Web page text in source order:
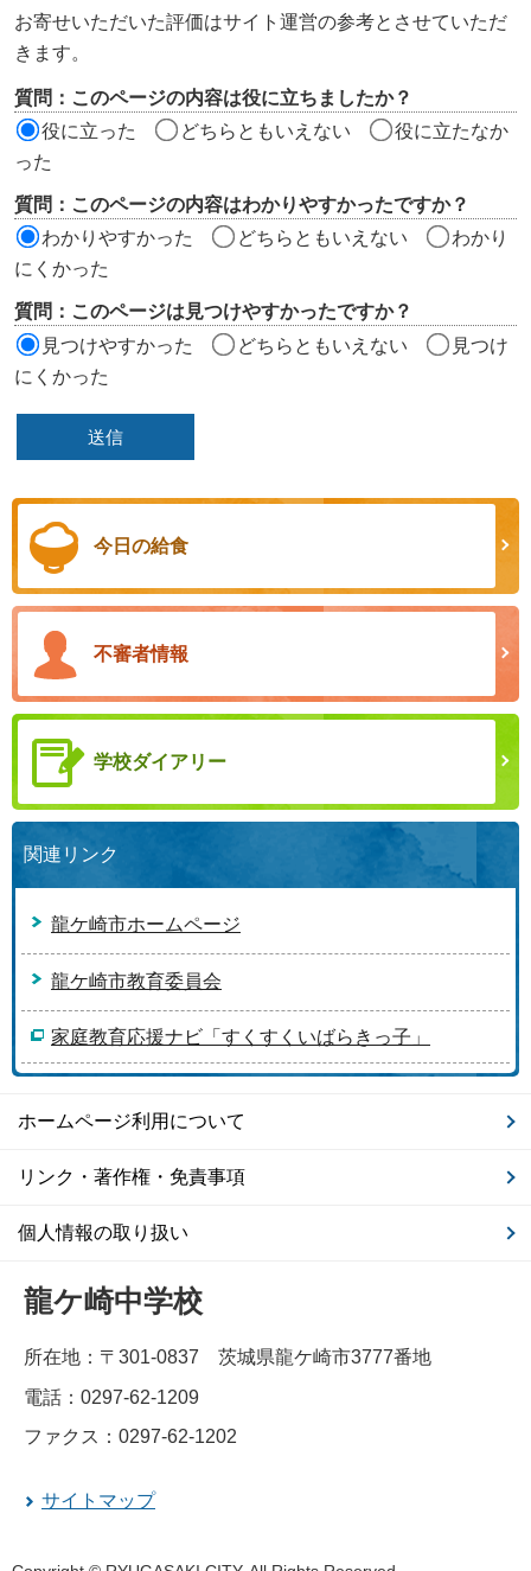
ン
ツ
評
価
ア
お寄せいただいた評価はサイト運営の参考とさせていただ
きます。
質問：このページの内容は役に立ちましたか？
役に立った
どちらともいえない
役に立たなか
った
質問：このページの内容はわかりやすかったですか？
わかりやすかった
どちらともいえない
わかり
にくかった
質問：このページは見つけやすかったですか？
見つけやすかった
どちらともいえない
見つけ
にくかった
今日の給食
不審者情報
学校ダイアリー
関連リンク
龍ケ崎市ホームページ
龍ケ崎市教育委員会
家庭教育応援ナビ「すくすくいばらきっ子」
ホームページ利用について
リンク・著作権・免責事項
個人情報の取り扱い
龍ケ崎中学校
所在地：〒301-0837 茨城県龍ケ崎市3777番地
電話：0297-62-1209
ファクス：0297-62-1202
サイトマップ